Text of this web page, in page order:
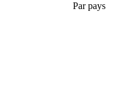
Par pays